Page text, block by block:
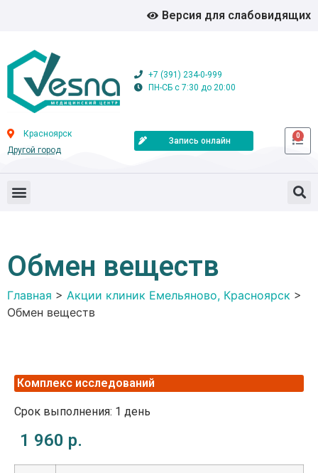
Версия для слабовидящих
+7 (391) 234-0-999
ПН-СБ с 7:30 до 20:00
Красноярск
Другой город
Запись онлайн
0
Обмен веществ
Главная > Акции клиник Емельяново, Красноярск >
Обмен веществ
Комплекс исследований
Срок выполнения: 1 день
1 960 р.